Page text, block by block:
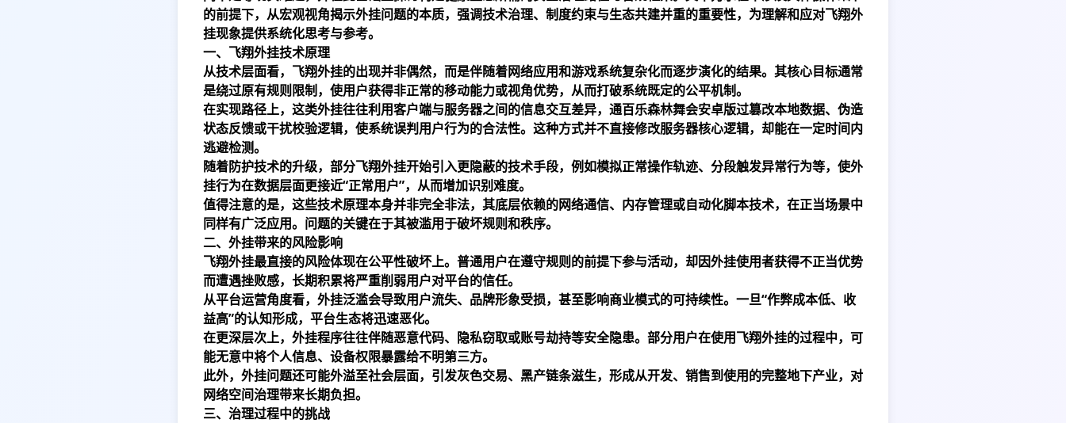
的前提下，从宏观视角揭示外挂问题的本质，强调技术治理、制度约束与生态共建并重的重要性，为理解和应对飞翔外
挂现象提供系统化思考与参考。
一、飞翔外挂技术原理
从技术层面看，飞翔外挂的出现并非偶然，而是伴随着网络应用和游戏系统复杂化而逐步演化的结果。其核心目标通常
是绕过原有规则限制，使用户获得非正常的移动能力或视角优势，从而打破系统既定的公平机制。
在实现路径上，这类外挂往往利用客户端与服务器之间的信息交互差异，通百乐森林舞会安卓版过篡改本地数据、伪造
状态反馈或干扰校验逻辑，使系统误判用户行为的合法性。这种方式并不直接修改服务器核心逻辑，却能在一定时间内
逃避检测。
随着防护技术的升级，部分飞翔外挂开始引入更隐蔽的技术手段，例如模拟正常操作轨迹、分段触发异常行为等，使外
挂行为在数据层面更接近“正常用户”，从而增加识别难度。
值得注意的是，这些技术原理本身并非完全非法，其底层依赖的网络通信、内存管理或自动化脚本技术，在正当场景中
同样有广泛应用。问题的关键在于其被滥用于破坏规则和秩序。
二、外挂带来的风险影响
飞翔外挂最直接的风险体现在公平性破坏上。普通用户在遵守规则的前提下参与活动，却因外挂使用者获得不正当优势
而遭遇挫败感，长期积累将严重削弱用户对平台的信任。
从平台运营角度看，外挂泛滥会导致用户流失、品牌形象受损，甚至影响商业模式的可持续性。一旦“作弊成本低、收
益高”的认知形成，平台生态将迅速恶化。
在更深层次上，外挂程序往往伴随恶意代码、隐私窃取或账号劫持等安全隐患。部分用户在使用飞翔外挂的过程中，可
能无意中将个人信息、设备权限暴露给不明第三方。
此外，外挂问题还可能外溢至社会层面，引发灰色交易、黑产链条滋生，形成从开发、销售到使用的完整地下产业，对
网络空间治理带来长期负担。
三、治理过程中的挑战